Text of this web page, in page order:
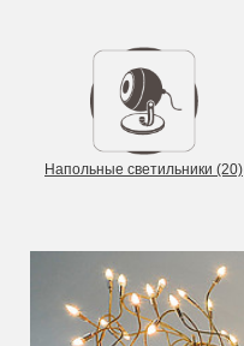
Напольные светильники (20)